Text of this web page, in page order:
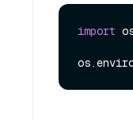
import
os.